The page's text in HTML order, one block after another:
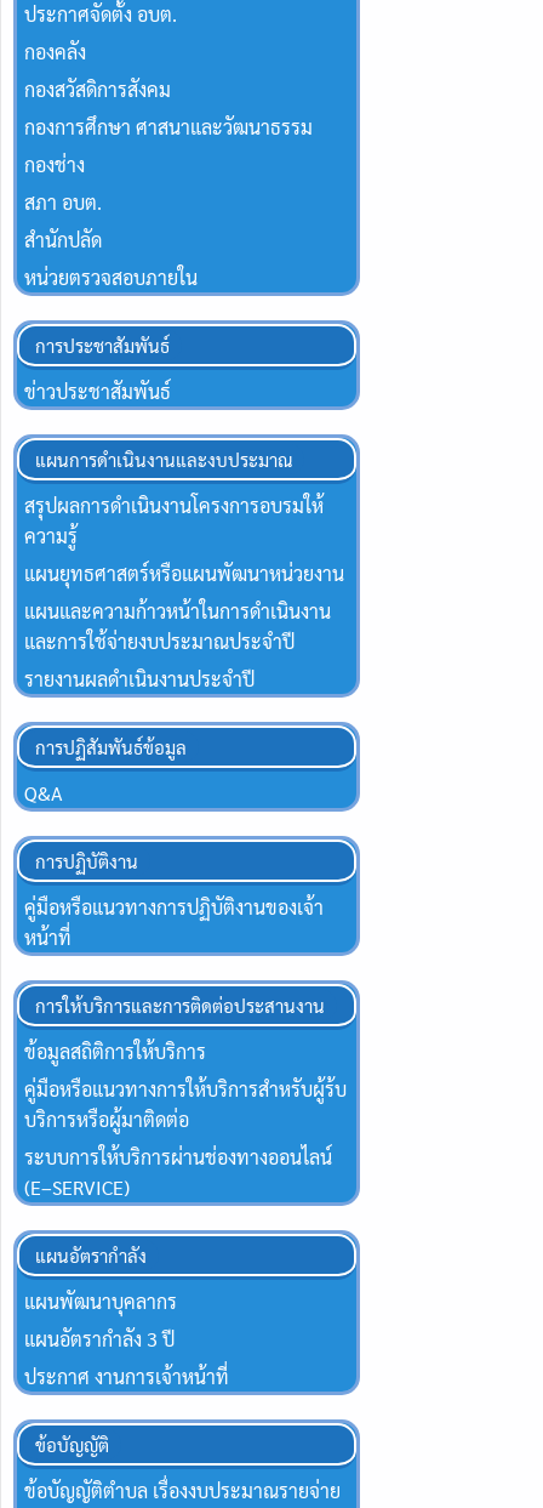
ประกาศจัดตั้ง อบต.
กองคลัง
กองสวัสดิการสังคม
กองการศึกษา ศาสนาและวัฒนาธรรม
กองช่าง
สภา อบต.
สำนักปลัด
หน่วยตรวจสอบภายใน
การประชาสัมพันธ์
ข่าวประชาสัมพันธ์
แผนการดำเนินงานและงบประมาณ
สรุปผลการดำเนินงานโครงการอบรมให้
ความรู้
แผนยุทธศาสตร์หรือแผนพัฒนาหน่วยงาน
แผนและความก้าวหน้าในการดำเนินงาน
และการใช้จ่ายงบประมาณประจำปี
รายงานผลดำเนินงานประจำปี
การปฏิสัมพันธ์ข้อมูล
Q&A
การปฏิบัติงาน
คู่มือหรือแนวทางการปฏิบัติงานของเจ้า
หน้าที่
การให้บริการและการติดต่อประสานงาน
ข้อมูลสถิติการให้บริการ
คู่มือหรือแนวทางการให้บริการสำหรับผู้ร้บ
บริการหรือผู้มาติดต่อ
ระบบการให้บริการผ่านช่องทางออนไลน์
(E–SERVICE)
แผนอัตรากำลัง
แผนพัฒนาบุคลากร
แผนอัตรากำลัง 3 ปี
ประกาศ งานการเจ้าหน้าที่
ข้อบัญญัติ
ข้อบัญญัติตำบล เรื่องงบประมาณรายจ่าย